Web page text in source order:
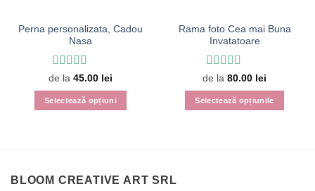
Perna personalizata, Cadou
Nasa
Evaluat la 5
din 5
de la 45.00 lei
Selectează opțiuni
multe
Rama foto Cea mai Buna
Invatatoare
Evaluat la
4din 5
de la 80.00 lei
Selectează opțiunile
BLOOM CREATIVE ART SRL